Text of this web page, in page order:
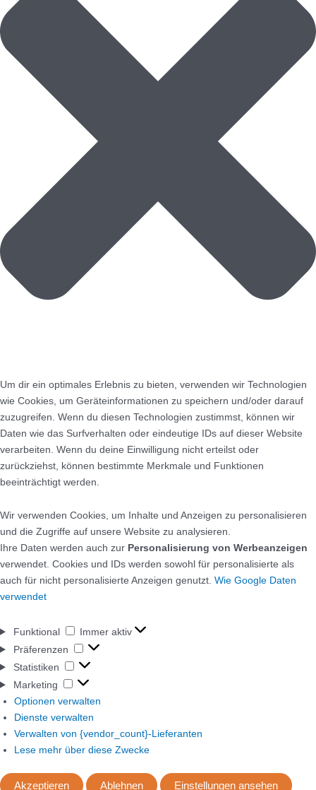
Um dir ein optimales Erlebnis zu bieten, verwenden wir Technologien
wie Cookies, um Geräteinformationen zu speichern und/oder darauf
zuzugreifen. Wenn du diesen Technologien zustimmst, können wir
Daten wie das Surfverhalten oder eindeutige IDs auf dieser Website
verarbeiten. Wenn du deine Einwilligung nicht erteilst oder
zurückziehst, können bestimmte Merkmale und Funktionen
beeinträchtigt werden.
Wir verwenden Cookies, um Inhalte und Anzeigen zu personalisieren
und die Zugriffe auf unsere Website zu analysieren.
Ihre Daten werden auch zur Personalisierung von Werbeanzeigen
verwendet. Cookies und IDs werden sowohl für personalisierte als
auch für nicht personalisierte Anzeigen genutzt. Wie Google Daten
verwendet
Funktional
Immer aktiv
Präferenzen
Statistiken
Marketing
Optionen verwalten
Dienste verwalten
Verwalten von {vendor_count}-Lieferanten
Lese mehr über diese Zwecke
Akzeptieren Ablehnen Einstellungen ansehen